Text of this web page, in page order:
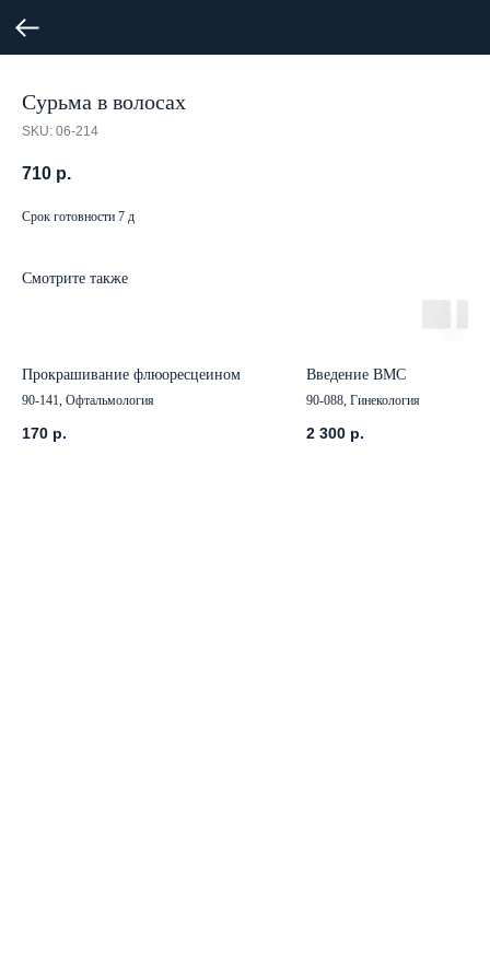
Сурьма в волосах
SKU: 06-214
710 р.
Срок готовности 7 д
Смотрите также
Прокрашивание флюоресцеином
90-141, Офтальмология
170 р.
Введение ВМС
90-088, Гинекология
2 300 р.